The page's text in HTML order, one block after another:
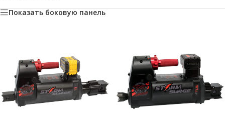
Показать боковую панель